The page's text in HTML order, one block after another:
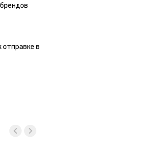
отправке в